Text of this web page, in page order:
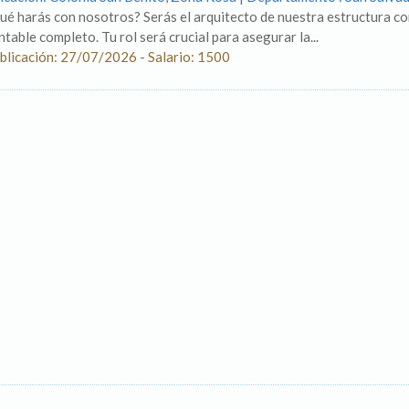
harás con nosotros? Serás el arquitecto de nuestra estructura
completo. Tu rol será crucial para asegurar la...
27/07/2026 - Salario: 1500